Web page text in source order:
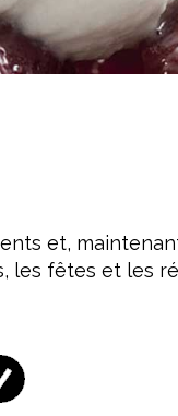
et,
les fêtes et les